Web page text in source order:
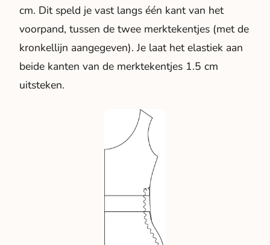
cm. Dit speld je vast langs één kant van het
voorpand, tussen de twee merktekentjes (met de
kronkellijn aangegeven). Je laat het elastiek aan
beide kanten van de merktekentjes 1.5 cm
uitsteken.